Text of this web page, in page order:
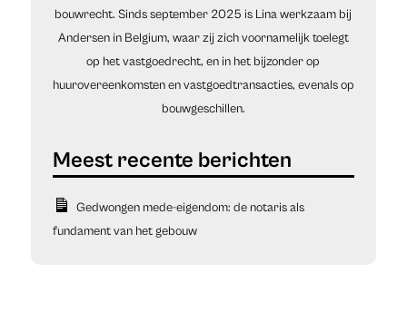
bouwrecht. Sinds september 2025 is Lina werkzaam bij
Andersen in Belgium, waar zij zich voornamelijk toelegt
op het vastgoedrecht, en in het bijzonder op
huurovereenkomsten en vastgoedtransacties, evenals op
bouwgeschillen.
Gedwongen mede-eigendom: de notaris als
fundament van het gebouw